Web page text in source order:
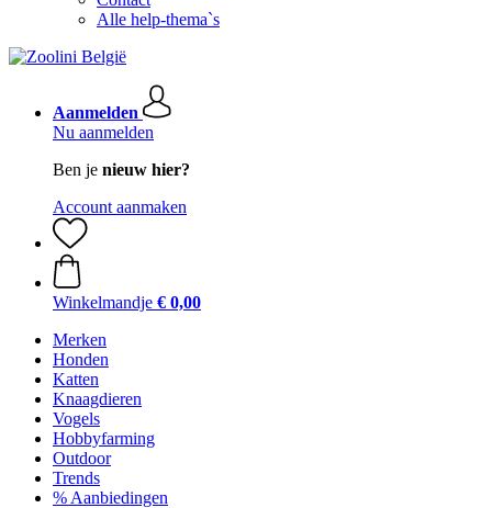
Alle help-thema`s
Aanmelden
Nu aanmelden
Ben je nieuw hier?
Account aanmaken
Winkelmandje € 0,00
Merken
Honden
Katten
Knaagdieren
Vogels
Hobbyfarming
Outdoor
Trends
% Aanbiedingen